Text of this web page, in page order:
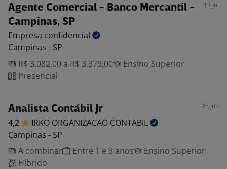
Agente Comercial - Banco Mercantil -
Campinas, SP
13 jul
Empresa confidencial
Campinas - SP
R$ 3.082,00 a R$ 3.379,00
Ensino Superior
Presencial
Analista Contábil Jr 25 jun
4,2 IRKO ORGANIZACAO CONTABIL
Campinas - SP
A combinar
Entre 1 e 3 anos
Ensino Superior
Híbrido